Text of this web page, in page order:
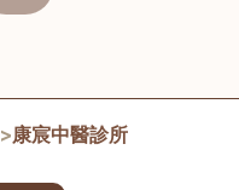
>康宸中醫診所